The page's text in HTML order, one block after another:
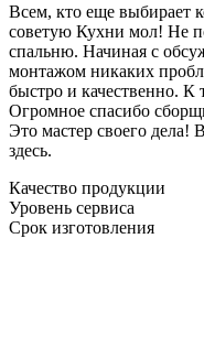
Всем, кто еще выбирает
советую Кухни мол! Не
спальню. Начиная с
монтажом никаких
быстро и качественно.
Огромное спасибо
Это мастер своего дела!
здесь.
Качество продукции
Уровень сервиса
Срок изготовления